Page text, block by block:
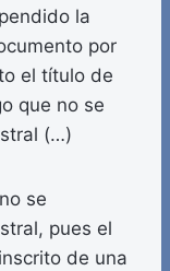
la
por
el título de
que no se
(…)
se
pues el
de una